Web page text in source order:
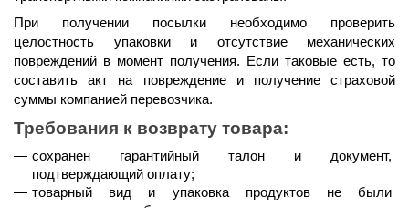
При получении посылки необходимо проверить
целостность упаковки и отсутствие механических
повреждений в момент получения. Если таковые есть, то
составить акт на повреждение и получение страховой
суммы компанией перевозчика.
Требования к возврату товара:
сохранен гарантийный талон и документ,
подтверждающий оплату;
товарный вид и упаковка продуктов не были